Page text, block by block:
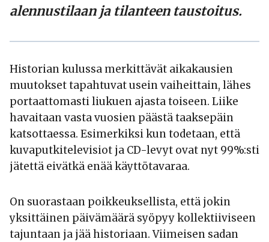
alennustilaan ja tilanteen taustoitus.
Historian kulussa merkittävät aikakausien
muutokset tapahtuvat usein vaiheittain, lähes
portaattomasti liukuen ajasta toiseen. Liike
havaitaan vasta vuosien päästä taaksepäin
katsottaessa. Esimerkiksi kun todetaan, että
kuvaputkitelevisiot ja CD-levyt ovat nyt 99%:sti
jätettä eivätkä enää käyttötavaraa.
On suorastaan poikkeuksellista, että jokin
yksittäinen päivämäärä syöpyy kollektiiviseen
tajuntaan ja jää historiaan. Viimeisen sadan